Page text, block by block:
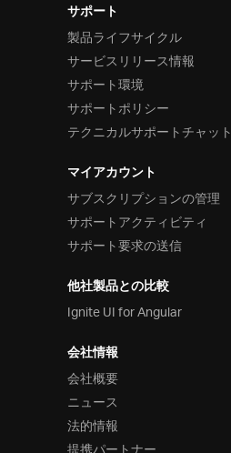
サポート
製品ライフサイクル
サービスリリース情報
サポート環境
サポートポリシー
テクニカルサポートチャット
マイアカウント
サブスクリプションの管理
サポートアクティビティ
サポート要求の送信
他社製品との比較
Ignite UI for Angular
会社情報
会社概要
ニュース
法的情報